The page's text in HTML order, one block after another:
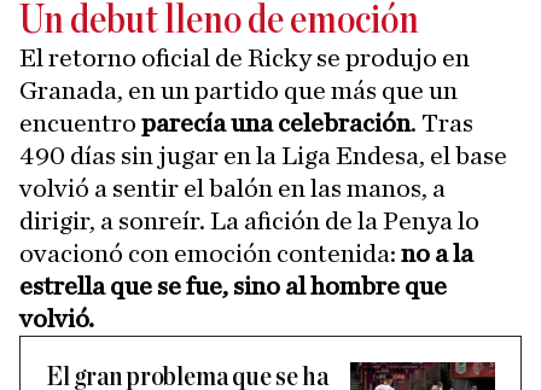
Un debut lleno de emoción
El retorno oficial de Ricky se produjo en
Granada, en un partido que más que un
encuentro parecía una celebración. Tras
490 días sin jugar en la Liga Endesa, el base
volvió a sentir el balón en las manos, a
dirigir, a sonreír. La afición de la Penya lo
ovacionó con emoción contenida: no a la
estrella que se fue, sino al hombre que
volvió.
El gran problema que se ha